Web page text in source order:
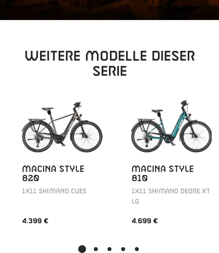
Weitere Modelle dieser
Serie
MACINA STYLE
820
1X11 SHIMANO CUES
4.399 €
MACINA STYLE
810
1X11 SHIMANO DEORE XT
LG
4.699 €